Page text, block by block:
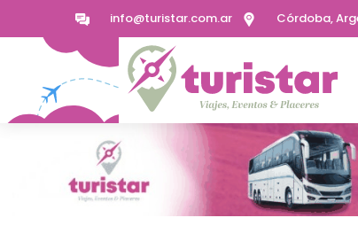
info@turistar.com.ar Córdoba,